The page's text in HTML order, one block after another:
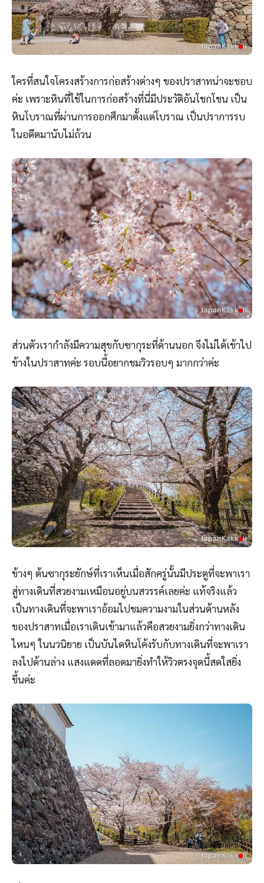
ใครที่สนใจโครงสร้างการก่อสร้างต่างๆ ของปราสาทน่าจะชอบ
ค่ะ เพราะหินที่ใช้ในการก่อสร้างที่นี่มีประวัติอันโชกโชน เป็น
หินโบราณที่ผ่านการออกศึกมาตั้งแต่โบราณ เป็นปราการรบ
ในอดีตมานับไม่ถ้วน
ส่วนตัวเรากำลังมีความสุขกับซากุระที่ด้านนอก จึงไม่ได้เข้าไป
ข้างในปราสาทค่ะ รอบนี้อยากชมวิวรอบๆ มากกว่าค่ะ
ข้างๆ ต้นซากุระยักษ์ที่เราเห็นเมื่อสักครู่นั้นมีประตูที่จะพาเรา
สู่ทางเดินที่สวยงามเหมือนอยู่บนสวรรค์เลยค่ะ แท้จริงแล้ว
เป็นทางเดินที่จะพาเราอ้อมไปชมความงามในส่วนด้านหลัง
ของปราสาทเมื่อเราเดินเข้ามาแล้วคือสวยงามยิ่งกว่าทางเดิน
ไหนๆ ในนวนิยาย เป็นบันไดหินโค้งรับกับทางเดินที่จะพาเรา
ลงไปด้านล่าง แสงแดดที่ลอดมายิ่งทำให้วิวตรงจุดนี้สดใสยิ่ง
ขึ้นค่ะ